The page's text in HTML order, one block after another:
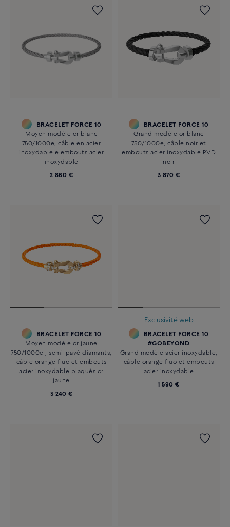
BRACELET FORCE 10
Moyen modèle or blanc
750/1000e, câble en acier
inoxydable e embouts acier
inoxydable
2 860 €
BRACELET FORCE 10
Grand modèle or blanc
750/1000e, câble noir et
embouts acier inoxydable PVD
noir
3 870 €
BRACELET FORCE 10
Moyen modèle or jaune
750/1000e , semi-pavé diamants,
câble orange fluo et embouts
acier inoxydable plaqués or
jaune
3 240 €
Exclusivité web
BRACELET FORCE 10
#GOBEYOND
Grand modèle acier inoxydable,
câble orange fluo et embouts
acier inoxydable
1 590 €